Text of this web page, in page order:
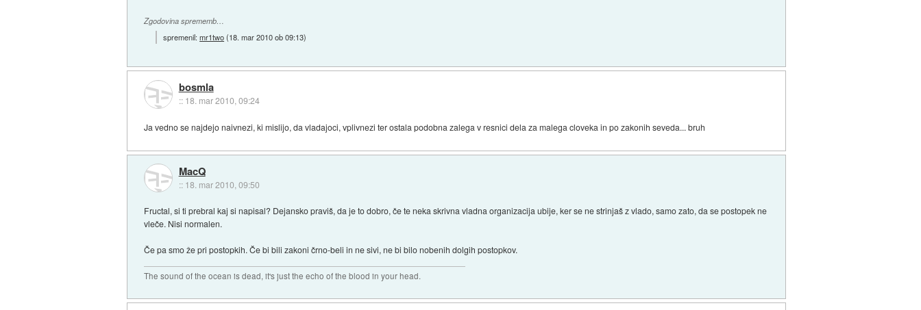
Zgodovina sprememb…
spremenil:mr1two(18. mar 2010 ob 09:13)
bosmla
:: 18. mar 2010, 09:24
Ja vedno se najdejo naivnezi, ki mislijo, da vladajoci, vplivnezi ter ostala podobna zalega v resnici dela za malega cloveka in po zakonih seveda... bruh
MacQ
:: 18. mar 2010, 09:50
Fructal, si ti prebral kaj si napisal? Dejansko praviš, da je to dobro, če te neka skrivna vladna organizacija ubije, ker se ne strinjaš z vlado, samo zato, da se postopek ne
vleče. Nisi normalen.
Če pa smo že pri postopkih. Če bi bili zakoni črno-beli in ne sivi, ne bi bilo nobenih dolgih postopkov.
The sound of the ocean is dead, it's just the echo of the blood in your head.